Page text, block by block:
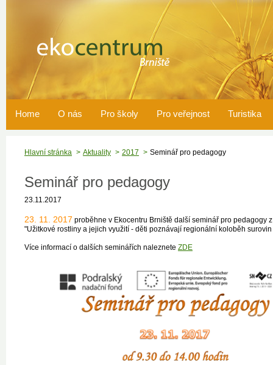
Home O nás Pro školy Pro veřejnost Turistika
Hlavní stránka Aktuality 2017 Seminář pro pedagogy
Seminář pro pedagogy
23.11.2017
23. 11. 2017 proběhne v Ekocentru Brniště další seminář pro pedagogy
"Užitkové rostliny a jejich využití - děti poznávají regionální koloběh
Více informací o dalších seminářích naleznete ZDE